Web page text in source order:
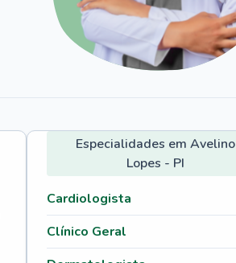
Especialidades em Avelino
Lopes - PI
Cardiologista
Clínico Geral